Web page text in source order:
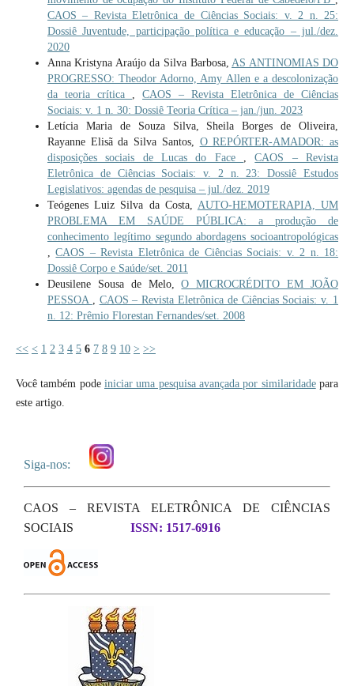
CAOS – Revista Eletrônica de Ciências Sociais: v. 2 n. 25:
Dossiê Juventude, participação política e educação – jul./dez.
2020
Anna Kristyna Araújo da Silva Barbosa, AS ANTINOMIAS DO
PROGRESSO: Theodor Adorno, Amy Allen e a descolonização
da teoria crítica
,CAOS – Revista Eletrônica de Ciências
Sociais: v. 1 n. 30: Dossiê Teoria Crítica – jan./jun. 2023
Letícia Maria de Souza Silva, Sheila Borges de Oliveira,
Rayanne Elisã da Silva Santos, O REPÓRTER-AMADOR: as
disposições sociais de Lucas do Face
,CAOS – Revista
Eletrônica de Ciências Sociais: v. 2 n. 23: Dossiê Estudos
Legislativos: agendas de pesquisa – jul./dez. 2019
Teógenes Luiz Silva da Costa, AUTO-HEMOTERAPIA, UM
PROBLEMA EM SAÚDE PÚBLICA: a produção de
conhecimento legítimo segundo abordagens socioantropológicas
,CAOS – Revista Eletrônica de Ciências Sociais: v. 2 n. 18:
Dossiê Corpo e Saúde/set. 2011
Deusilene Sousa de Melo,O MICROCRÉDITO EM JOÃO
PESSOA
CAOS – Revista Eletrônica de Ciências Sociais: v. 1
n. 12: Prêmio Florestan Fernandes/set. 2008
<< < 1 2 3 4 5 6 7 8 9 10 > >>
Você também pode iniciar uma pesquisa avançada por similaridadepara
este artigo.
Siga-nos:
CAOS – REVISTA ELETRÔNICA DE CIÊNCIAS
SOCIAIS
ISSN: 1517-6916